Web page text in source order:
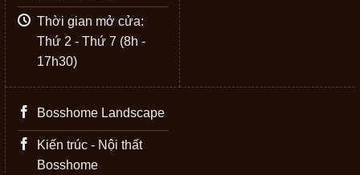
Thời gian mở cửa:
Thứ 2 - Thứ 7 (8h -
17h30)
Bosshome Landscape
Kiến trúc - Nội thất
Bosshome